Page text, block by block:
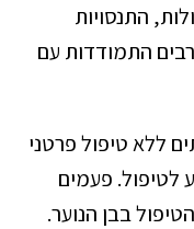
התנסויות
רבים התמודדות עם
ללא טיפול פרטני
לטיפול. פעמים
בבן הנוער.